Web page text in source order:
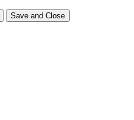
Save and Close